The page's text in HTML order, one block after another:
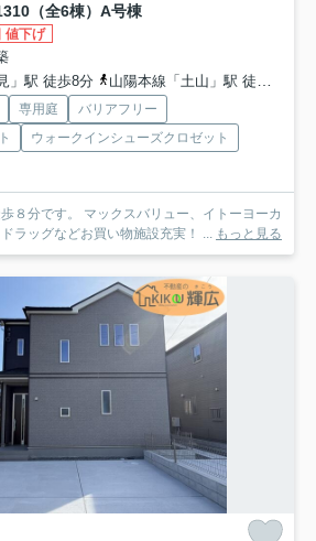
（全6棟）A号棟
値下げ
」駅 徒歩8分
山陽本線「土山」駅 徒歩33分
専用庭
バリアフリー
ウォークインシューズクロゼット
８分です。 マックスバリュー、イトーヨーカ
ラッグなどお買い物施設充実！ ...
もっと見る